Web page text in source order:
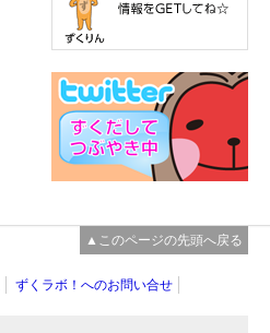
▲このページの先頭へ戻る
ずくラボ！へのお問い合せ